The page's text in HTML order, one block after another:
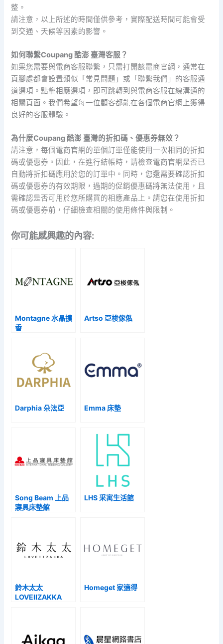
整。
請注意，以上所述的時間僅供參考，實際配送時間可能會受
到交通、天候等因素的影響。
如何聯繫Coupang 酷澎 臺灣客服？
如果您需要與電商客服聯繫，只需打開該電商官網，通常在
頁腳處都會設置類似「常見問題」或「聯繫我們」的客服通
道選項。點擊相應選項，即可跳轉到與電商客服在線溝通的
相關頁面。我們希望每一位顧客都能在各個電商官網上獲得
良好的客服體驗。
為什麼Coupang 酷澎 臺灣的折扣碼、優惠券無效？
請注意，每個電商官網的單個訂單僅能使用一次相同的折扣
碼或優惠券。因此，在進行結帳時，請檢查電商官網是否已
自動將折扣碼應用於您的訂單中。同時，您還需要確認折扣
碼或優惠券的有效期限，過期的促銷優惠碼將無法使用，且
需確認是否可用於您所購買的相應產品上。請您在使用折扣
碼或優惠券前，仔細檢查相關的使用條件與限制。
你可能感興趣的內容:
Montagne 水晶擴
香
Artso 亞梭傢俬
Darphia 朵法亞 Emma 床墊
Song Beam 上品
寢具床墊館
LHS 采寓生活館
鈴木太太
LOVEIIZAKKA
Homeget 家適得